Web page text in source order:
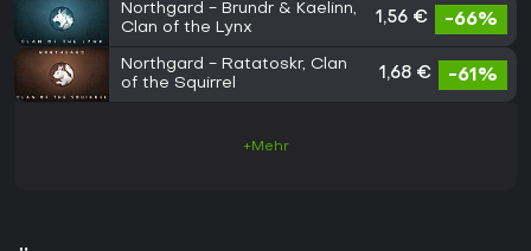
Northgard - Brundr & Kaelinn,
Clan of the Lynx
1,56 € -66%
Northgard - Ratatoskr, Clan
of the Squirrel
1,68 € -61%
+Mehr